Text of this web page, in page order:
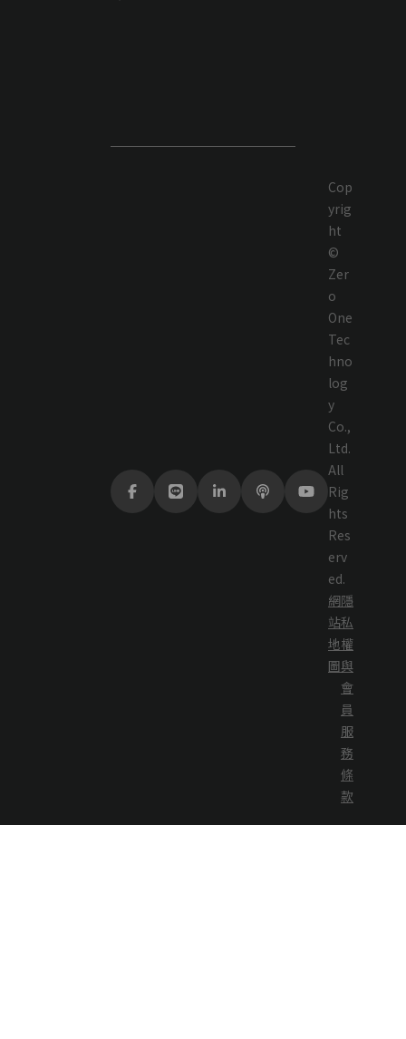
Cop
yrig
ht
©
Zer
o
One
Tec
hno
log
y
Co.,
Ltd.
All
Rig
hts
Res
erv
ed.
網
站
地
圖
隱
私
權
與
會
員
服
務
條
款